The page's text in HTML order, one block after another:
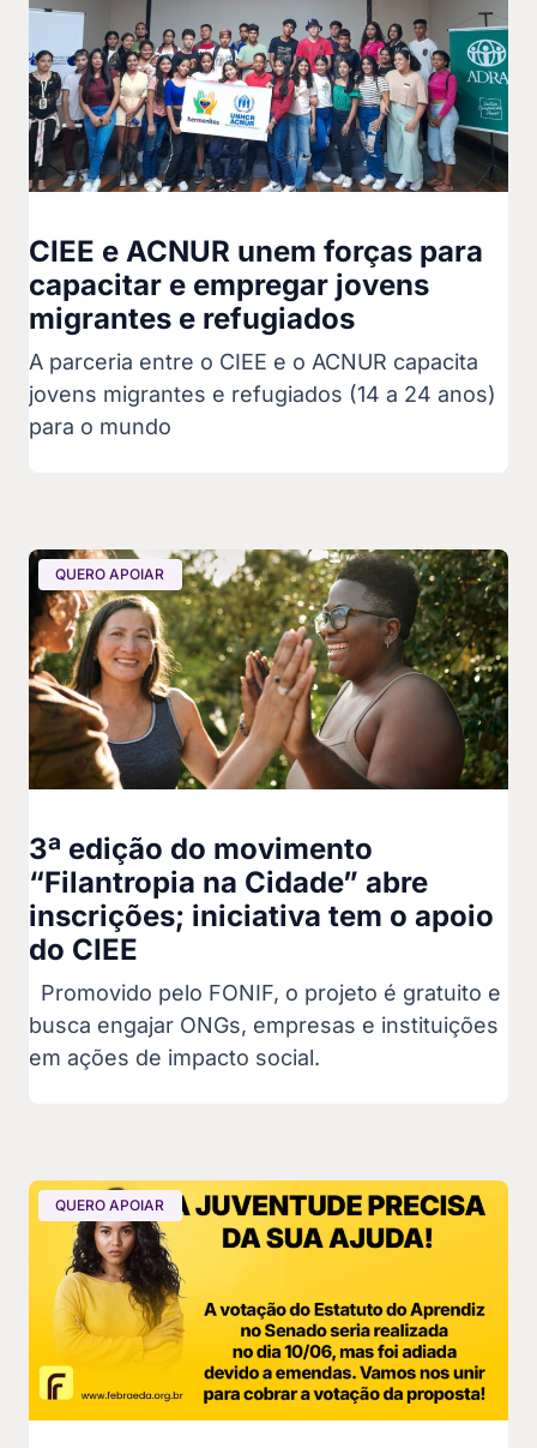
CIEE e ACNUR unem forças para
capacitar e empregar jovens
migrantes e refugiados
A parceria entre o CIEE e o ACNUR capacita
jovens migrantes e refugiados (14 a 24 anos)
para o mundo
QUERO APOIAR
3ª edição do movimento
“Filantropia na Cidade” abre
inscrições; iniciativa tem o apoio
do CIEE
Promovido pelo FONIF, o projeto é gratuito e
busca engajar ONGs, empresas e instituições
em ações de impacto social.
QUERO APOIAR